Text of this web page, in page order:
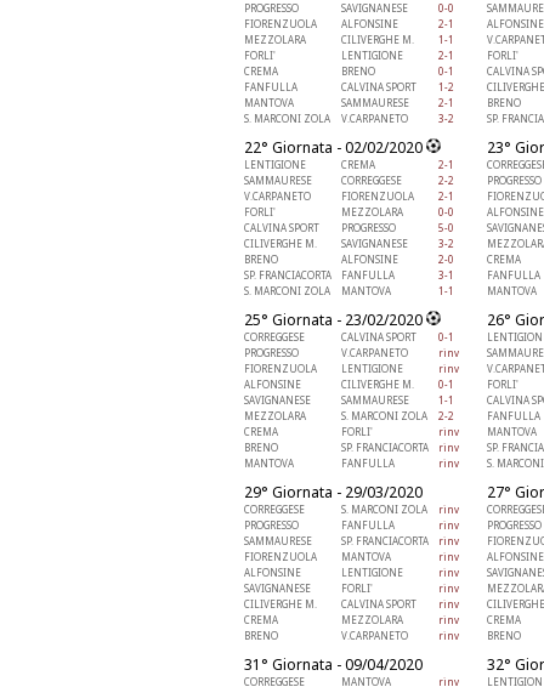
PROGRESSO
SAVIGNANESE
0-0
FIORENZUOLA
ALFONSINE
2-1
MEZZOLARA
CILIVERGHE M.
1-1
FORLI'
LENTIGIONE
2-1
CREMA
BRENO
0-1
FANFULLA
CALVINA SPORT
1-2
MANTOVA
SAMMAURESE
2-1
S. MARCONI ZOLA
V.CARPANETO 3-2
22° Giornata - 02/02/2020
LENTIGIONE CREMA
2-1
SAMMAURESE
CORREGGESE
2-2
V.CARPANETO
FIORENZUOLA
2-1
FORLI'
MEZZOLARA
0-0
CALVINA SPORT
PROGRESSO
5-0
CILIVERGHE M.
SAVIGNANESE
3-2
BRENO
ALFONSINE
2-0
SP. FRANCIACORTA
FANFULLA
3-1
S. MARCONI ZOLA
MANTOVA 1-1
25° Giornata - 23/02/2020
CORREGGESE CALVINA SPORT
0-1
PROGRESSO
V.CARPANETO
rinv
FIORENZUOLA
LENTIGIONE
rinv
ALFONSINE
CILIVERGHE M.
0-1
SAVIGNANESE
SAMMAURESE
1-1
MEZZOLARA
S. MARCONI ZOLA
2-2
CREMA
FORLI'
rinv
BRENO
SP. FRANCIACORTA
rinv
MANTOVA
FANFULLA rinv
29° Giornata - 29/03/2020
CORREGGESE S. MARCONI ZOLA
rinv
PROGRESSO
FANFULLA
rinv
SAMMAURESE
SP. FRANCIACORTA
rinv
FIORENZUOLA
MANTOVA
rinv
ALFONSINE
LENTIGIONE
rinv
SAVIGNANESE
FORLI'
rinv
CILIVERGHE M.
CALVINA SPORT
rinv
CREMA
MEZZOLARA
rinv
BRENO
V.CARPANETO rinv
31° Giornata - 09/04/2020
CORREGGESE MANTOVA
rinv
ALFONSINE
FORLI'
CALVINA
BRENO
SP.
23°
PROGRESSO
ALFONSINE
CREMA
FANFULLA
MANTOVA
26°
FORLI'
CALVINA
FANFULLA
MANTOVA
SP.
S.
27°
PROGRESSO
ALFONSINE
CREMA
BRENO
32°